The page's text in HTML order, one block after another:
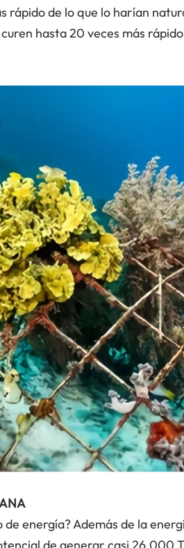
rápido de lo que lo harían
hasta 20 veces más
energía? Además de la
de generar casi 26.000